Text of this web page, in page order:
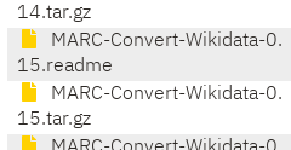
14.tar.gz
MARC-Convert-Wikidata-0.
15.readme
MARC-Convert-Wikidata-0.
15.tar.gz